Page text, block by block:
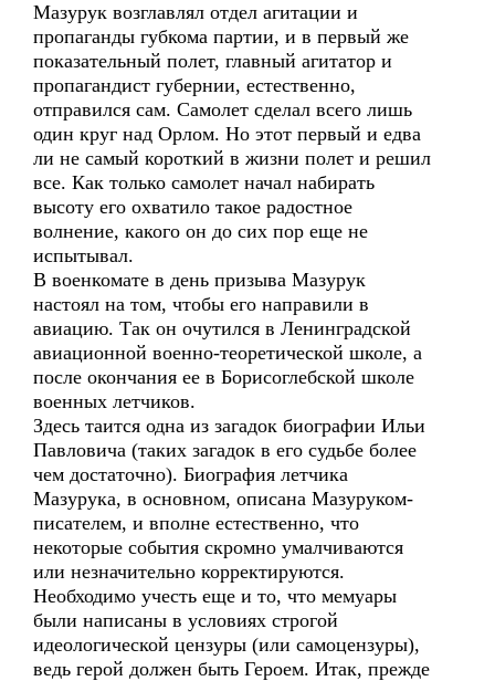
Мазурук возглавлял отдел агитации и
пропаганды губкома партии, и в первый же
показательный полет, главный агитатор и
пропагандист губернии, естественно,
отправился сам. Самолет сделал всего лишь
один круг над Орлом. Но этот первый и едва
ли не самый короткий в жизни полет и решил
все. Как только самолет начал набирать
высоту его охватило такое радостное
волнение, какого он до сих пор еще не
испытывал.
В военкомате в день призыва Мазурук
настоял на том, чтобы его направили в
авиацию. Так он очутился в Ленинградской
авиационной военно-теоретической школе, а
после окончания ее в Борисоглебской школе
военных летчиков.
Здесь таится одна из загадок биографии Ильи
Павловича (таких загадок в его судьбе более
чем достаточно). Биография летчика
Мазурука, в основном, описана Мазуруком-
писателем, и вполне естественно, что
некоторые события скромно умалчиваются
или незначительно корректируются.
Необходимо учесть еще и то, что мемуары
были написаны в условиях строгой
идеологической цензуры (или самоцензуры),
ведь герой должен быть Героем. Итак, прежде